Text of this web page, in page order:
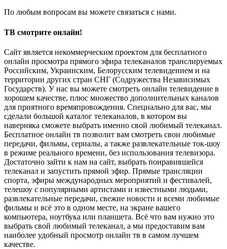
По любым вопросам вы можете связаться с нами.
ТВ смотрите онлайн!
Сайт является некоммерческим проектом для бесплатного
онлайн просмотра прямого эфира телеканалов транслируемых
Российским, Украинским, Белорусским телевидением и на
территории других стран СНГ (Содружества Независимых
Государств). У нас вы можете смотреть онлайн телевидение в
хорошем качестве, плюс множество дополнительных каналов
для приятного времяпровождения. Специально для вас, мы
сделали большой каталог телеканалов, в котором вы
наверняка сможете выбрать именно свой любимый телеканал.
Бесплатное онлайн тв позволит вам смотреть свои любимые
передачи, фильмы, сериалы, а также развлекательные ток-шоу
в режиме реального времени, без использования телевизора.
Достаточно зайти к нам на сайт, выбрать понравившейся
телеканал и запустить прямой эфир. Прямые трансляции
спорта, эфиры международных мероприятий и фестивалей,
телешоу с популярными артистами и известными людьми,
развлекательные передачи, свежие новости и всеми любимые
фильмы и всё это в одном месте, на экране вашего
компьютера, ноутбука или планшета. Всё что вам нужно это
выбрать свой любимый телеканал, а мы предоставим вам
наиболее удобный просмотр онлайн тв в самом лучшем
качестве.